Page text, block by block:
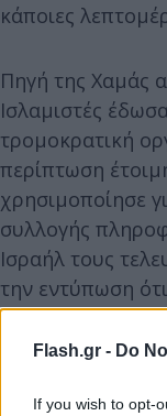
Flash.gr - Do
If you wish to opt-
κάποιες
Πηγή της Χαμάς
Ισλαμιστές
τρομοκρατική
περίπτωση
χρησιμοποίησε
συλλογής
Ισραήλ τους
την εντύπωση
προχωρήσει σε
ενώ